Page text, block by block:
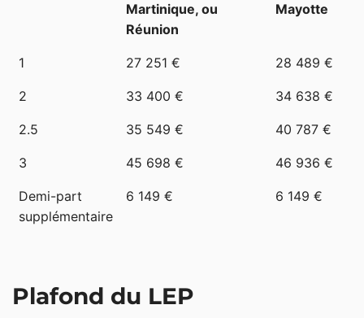
Martinique, ou
Réunion
Mayotte
1 27 251 € 28 489 €
2 33 400 € 34 638 €
2.5 35 549 € 40 787 €
3 45 698 € 46 936 €
Demi-part
supplémentaire
6 149 € 6 149 €
Plafond du LEP